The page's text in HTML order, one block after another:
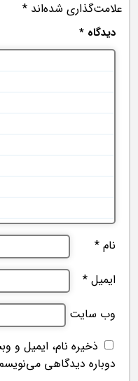
علامت‌گذاری شده‌اند *
دیدگاه *
نام *
ایمیل *
وب‌ سایت
ذخیره نام، ایمیل و
دوباره دیدگاهی